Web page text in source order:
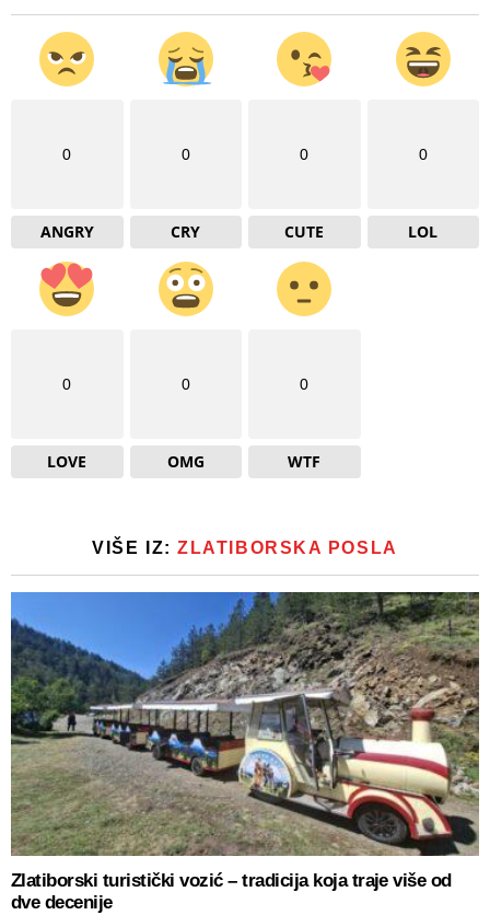
0
ANGRY
0
CRY
0
CUTE
0
LOL
0
LOVE
0
OMG
0
WTF
VIŠE IZ:ZLATIBORSKA POSLA
Zlatiborski turistički vozić – tradicija koja traje više od
dve decenije